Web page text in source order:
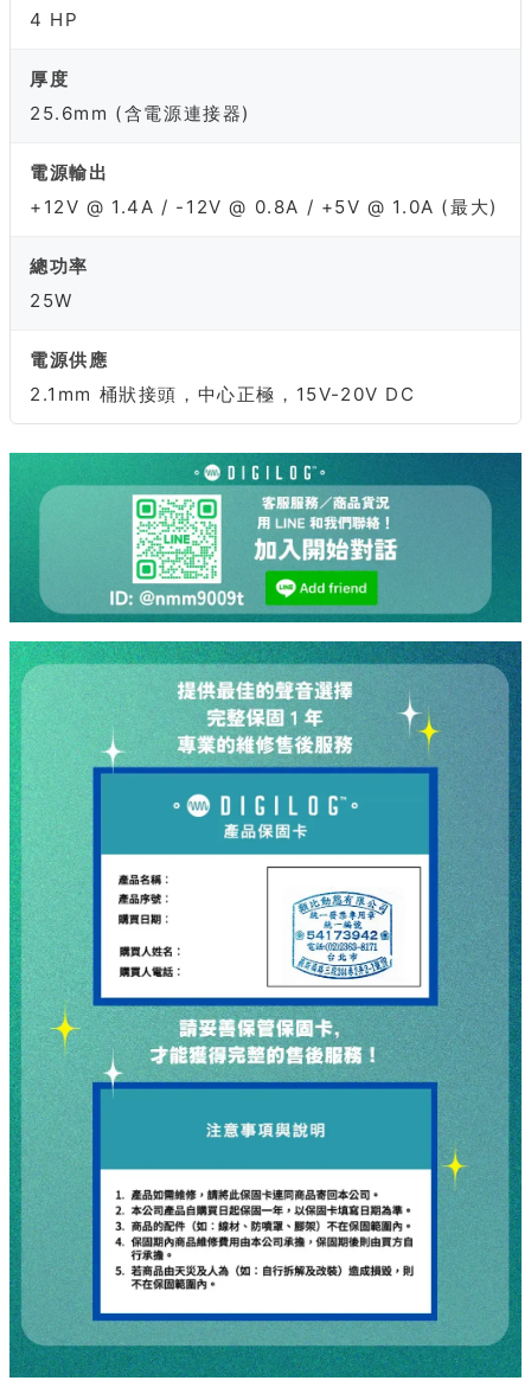
4 HP
厚度
25.6mm (含電源連接器)
電源輸出
+12V @ 1.4A / -12V @ 0.8A / +5V @ 1.0A (最大)
總功率
25W
電源供應
2.1mm 桶狀接頭，中心正極，15V-20V DC